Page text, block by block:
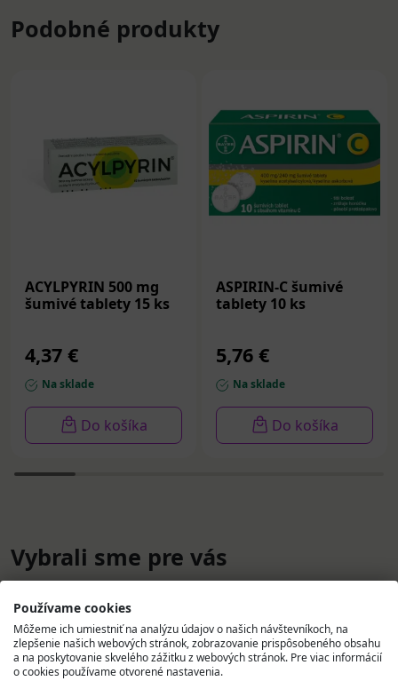
Podobné produkty
ACYLPYRIN 500 mg
šumivé tablety 15 ks
4,37 €
Na sklade
Do košíka
ASPIRIN-C šumivé
tablety 10 ks
5,76 €
Na sklade
Do košíka
Vybrali sme pre vás
Používame cookies
Môžeme ich umiestniť na analýzu údajov o našich návštevníkoch, na
zlepšenie našich webových stránok, zobrazovanie prispôsobeného obsahu
a na poskytovanie skvelého zážitku z webových stránok. Pre viac informácií
o cookies používame otvorené nastavenia.